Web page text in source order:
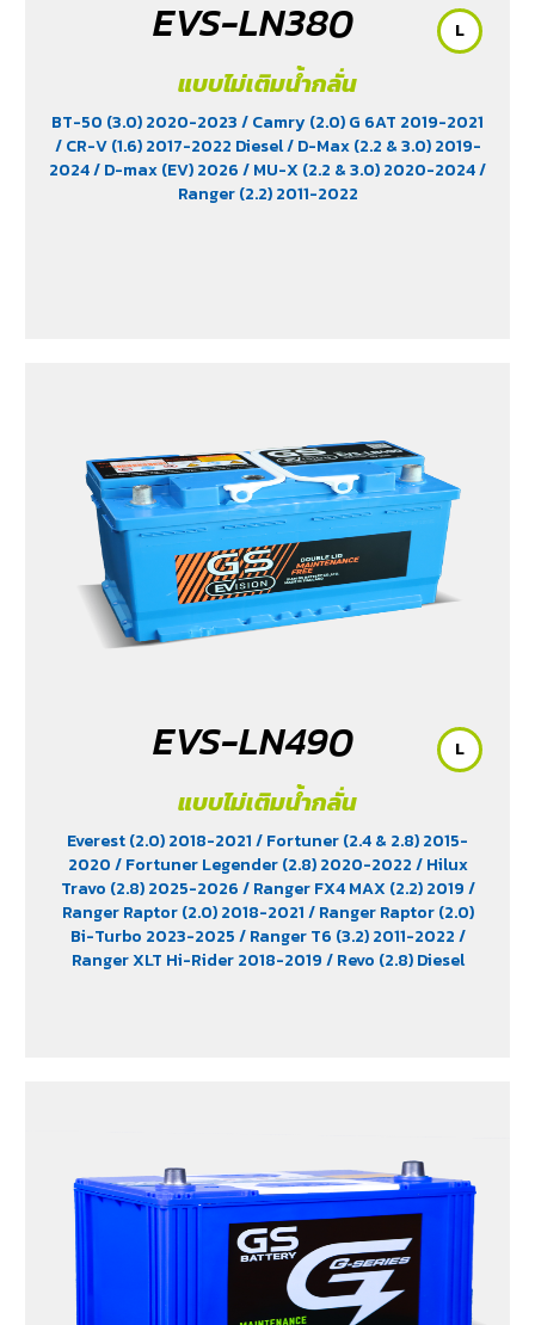
EVS-LN380
แบบไม่เติมน้ำกลั่น
BT-50 (3.0) 2020-2023/ Camry (2.0) G 6AT 2019-2021
/ CR-V (1.6) 2017-2022 Diesel/ D-Max (2.2 & 3.0) 2019-
2024/ D-max (EV) 2026/ MU-X (2.2 & 3.0) 2020-2024/
Ranger (2.2) 2011-2022
L
EVS-LN490
แบบไม่เติมน้ำกลั่น
Everest (2.0) 2018-2021/ Fortuner (2.4 & 2.8) 2015-
2020/ Fortuner Legender (2.8) 2020-2022/ Hilux
Travo (2.8) 2025-2026/ Ranger FX4 MAX (2.2) 2019/
Ranger Raptor (2.0) 2018-2021/ Ranger Raptor (2.0)
Bi-Turbo 2023-2025/ Ranger T6 (3.2) 2011-2022/
Ranger XLT Hi-Rider 2018-2019/ Revo (2.8) Diesel
L